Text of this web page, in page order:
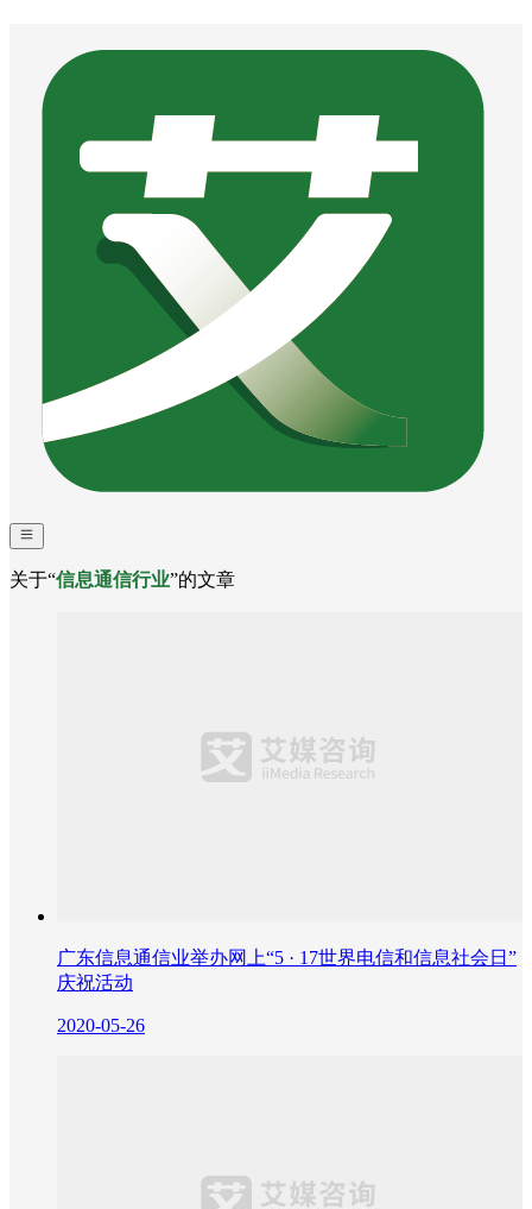
关于“信息通信行业”的文章
广东信息通信业举办网上“5 · 17世界电信和信息社会日”
庆祝活动
2020-05-26